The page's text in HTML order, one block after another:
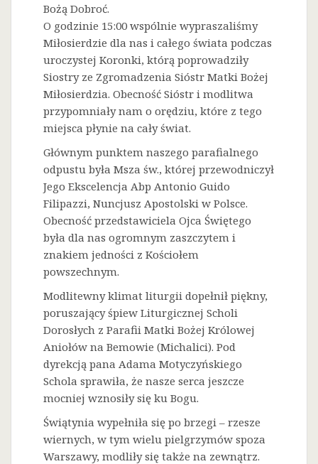
Bożą Dobroć.
O godzinie 15:00 wspólnie wypraszaliśmy
Miłosierdzie dla nas i całego świata podczas
uroczystej Koronki, którą poprowadziły
Siostry ze Zgromadzenia Sióstr Matki Bożej
Miłosierdzia. Obecność Sióstr i modlitwa
przypomniały nam o orędziu, które z tego
miejsca płynie na cały świat.
Głównym punktem naszego parafialnego
odpustu była Msza św., której przewodniczył
Jego Ekscelencja Abp Antonio Guido
Filipazzi, Nuncjusz Apostolski w Polsce.
Obecność przedstawiciela Ojca Świętego
była dla nas ogromnym zaszczytem i
znakiem jedności z Kościołem
powszechnym.
Modlitewny klimat liturgii dopełnił piękny,
poruszający śpiew Liturgicznej Scholi
Dorosłych z Parafii Matki Bożej Królowej
Aniołów na Bemowie (Michalici). Pod
dyrekcją pana Adama Motyczyńskiego
Schola sprawiła, że nasze serca jeszcze
mocniej wznosiły się ku Bogu.
Świątynia wypełniła się po brzegi – rzesze
wiernych, w tym wielu pielgrzymów spoza
Warszawy, modliły się także na zewnątrz.